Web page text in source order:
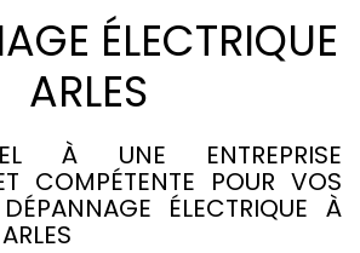
ÉLECTRIQUE
ARLES
À UNE ENTREPRISE
COMPÉTENTE POUR VOS
ÉLECTRIQUE À